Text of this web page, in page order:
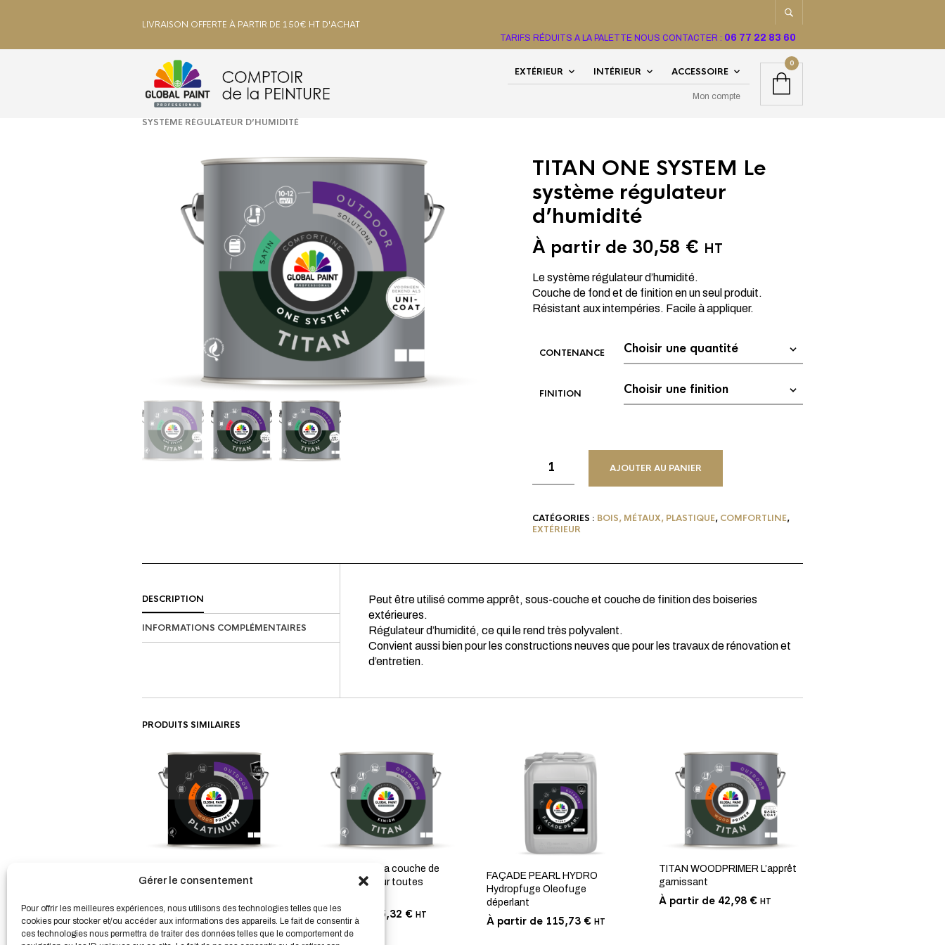
Gérer le consentement
Pour offrir les meilleures expériences, nous utilisons des technologies telles que les
cookies pour stocker et/ou accéder aux informations des appareils. Le fait de consentir à
ces technologies nous permettra de traiter des données telles que le comportement de
LIVRAISON OFFERTE À PARTIR DE 150€ HT D'ACHAT
TARIFS RÉDUITS A LA PALETTE NOUS CONTACTER : 06 77 22 83 60
EXTÉRIEUR INTÉRIEUR ACCESSOIRE
Mon compte
0
ACCUEIL/EXTÉRIEUR
SYSTÈME RÉGULATEUR D’HUMIDITÉ
TITAN ONE SYSTEM Le
système régulateur
d’humidité
À partir de 30,58 € HT
Le système régulateur d’humidité.
Couche de fond et de finition en un seul produit.
Résistant aux intempéries. Facile à appliquer.
CONTENANCE
FINITION
AJOUTER AU PANIER
CATÉGORIES : BOIS, MÉTAUX, PLASTIQUE, COMFORTLINE,
EXTÉRIEUR
DESCRIPTION
INFORMATIONS COMPLÉMENTAIRES
Peut être utilisé comme apprêt, sous-couche et couche de finition des boiseries
extérieures.
Régulateur d’humidité, ce qui le rend très polyvalent.
Convient aussi bien pour les constructions neuves que pour les travaux de rénovation et
d’entretien.
PRODUITS SIMILAIRES
L’apprêt durable
TITAN FINISH La couche de
finition dure pour toutes
À partir de 35,32 € HT
FAÇADE PEARL HYDRO
Hydropfuge Oleofuge
déperlant
À partir de 115,73 € HT
TITAN WOODPRIMER L’apprêt
garnissant
À partir de 42,98 € HT